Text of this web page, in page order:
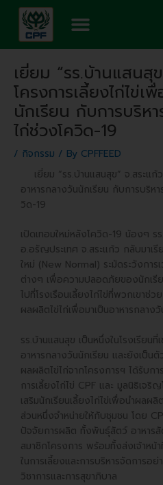
content
Menu
เยี่ยม “รร.บ้านแสนสุ
โครงการเลี้ยงไก่ไข่เ
นักเรียน กับการบริห
ไก่ช่วงโควิด-19
/ กิจกรรม / By CPFFEED
เยี่ยม “รร.บ้านแสนสุข” จ.สระแก้
อาหารกลางวันนักเรียน กับการบริห
วิด-19
เปิดเทอมใหม่หลังโควิด-19 น้องๆ ร
อ.อรัญประเทศ จ.สระแก้ว กลับมาเ
ใหม่ (New Normal) ระมัดระวังการ
ต่างๆ เพื่อความปลอดภัยของนักเรี
ไปที่โรงเรือนเลี้ยงไก่ไข่ที่พวกเขาช่
ผลผลิตไข่ไก่เพื่อมาเป็นอาหารกลางวั
รร.บ้านแสนสุข เป็นหนึ่งในโรงเรียนที่
อาหารกลางวันนักเรียน และยังเป็น
ผลผลิตไข่ไก่จากโครงการฯ ได้รับก
การเลี้ยงไก่ไข่ CPF และ มูลนิธิเ
เสริมนักเรียนเลี้ยงไก่ไข่เพื่อนำผลผ
ส่วนหนึ่งจำหน่ายให้กับชุมชน โดย
ปัจจัยการผลิต ทั้งพันธุ์สัตว์ อาหารสั
สมาชิกโครงการ พร้อมทั้งส่งเจ้าหน้
ในการเลี้ยงและการบริหารจัดการอ
วิชาการและการสุขาภิบาล
navigation